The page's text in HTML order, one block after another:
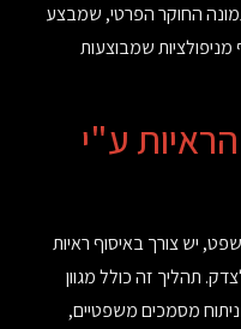
החוקר הפרטי, שמבצע
שמבוצעות
ע"י
יש צורך באיסוף ראיות
תהליך זה כולל מגוון
מסמכים משפטיים,